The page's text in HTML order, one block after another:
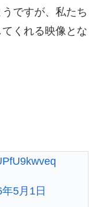
ですが、私たち
くれる映像とな
5月1日